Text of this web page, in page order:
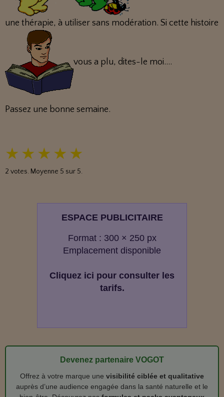
une thérapie, à utiliser sans modération. Si cette histoire
vous a plu, dites-le moi....
Passez une bonne semaine.
★ ★ ★ ★ ★
2 votes. Moyenne 5 sur 5.
ESPACE PUBLICITAIRE
Format : 300 × 250 px
Emplacement disponible
Cliquez ici pour consulter les
tarifs.
Devenez partenaire VOGOT
Offrez à votre marque une visibilité ciblée et qualitative
auprès d’une audience engagée dans la santé naturelle et le